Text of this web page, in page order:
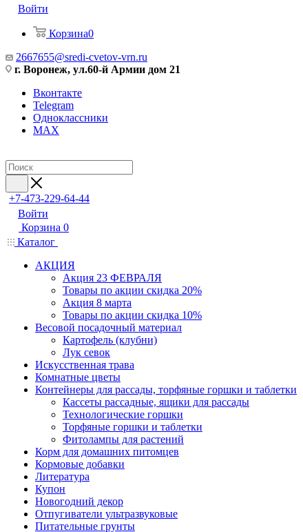
Войти
Корзина0
2667655@sredi-cvetov-vrn.ru
г. Воронеж, ул.60-й Армии дом 21
Вконтакте
Telegram
Одноклассники
MAX
+7-473-229-64-44
Войти
Корзина 0
Каталог
АКЦИЯ
Акция 23 ФЕВРАЛЯ
Товары по акции скидка 20%
Акция 8 марта
Товары по акции скидка 10%
Весовой посадочный материал
Картофель (клубни)
Лук севок
Искусственная трава
Комнатные цветы
Контейнеры для рассады, торфяные горшки и таблетки
Кассеты рассадные, ящики для рассады
Технологические горшки
Торфяные горшки и таблетки
Фитолампы для растений
Корм для домашних питомцев
Кормовые добавки
Литература
Купон
Новогодний декор
Отпугиватели ультразвуковые
Питательные грунты